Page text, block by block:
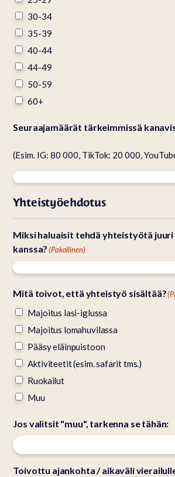
30-34
35-39
40-44
44-49
50-59
60+
Seuraajamäärät tärkeimmissä
(Esim. IG: 80 000, TikTok: 20 000,
Yhteistyöehdotus
Miksi haluaisit tehdä yhteistyötä juuri
kanssa? (Pakollinen)
Mitä toivot, että yhteistyö sisältää?
Majoitus lasi-iglussa
Majoitus lomahuvilassa
Pääsy eläinpuistoon
Aktiviteetit (esim. safarit tms.)
Ruokailut
Muu
Jos valitsit "muu", tarkenna se tähän:
Toivottu ajankohta / aikaväli